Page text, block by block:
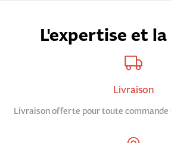
L'expertise et
Livraison
Livraison offerte pour toute commande